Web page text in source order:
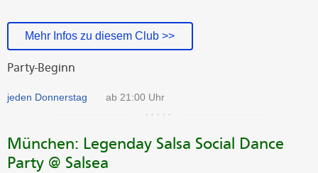
Mehr Infos zu diesem Club >>
Party-Beginn
jeden Donnerstag ab 21:00 Uhr
München: Legenday Salsa Social Dance
Party @ Salsea